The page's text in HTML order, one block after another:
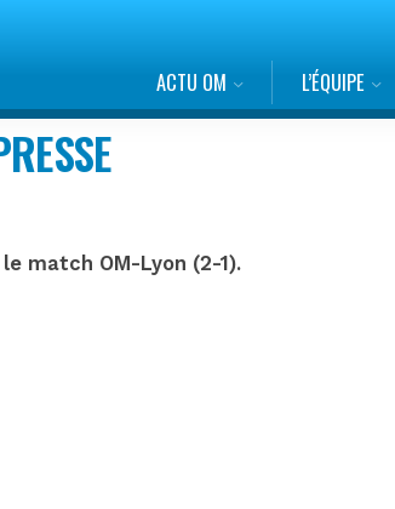
ACTU OM L’ÉQUIPE
match OM-Lyon (2-1).